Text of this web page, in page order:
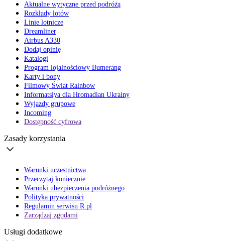
Aktualne wytyczne przed podróżą
Rozkłady lotów
Linie lotnicze
Dreamliner
Airbus A330
Dodaj opinię
Katalogi
Program lojalnościowy Bumerang
Karty i bony
Filmowy Świat Rainbow
Informatsiya dla Hromadian Ukrainy
Wyjazdy grupowe
Incoming
Dostępność cyfrowa
Zasady korzystania
Warunki uczestnictwa
Przeczytaj koniecznie
Warunki ubezpieczenia podróżnego
Polityka prywatności
Regulamin serwisu R.pl
Zarządzaj zgodami
Usługi dodatkowe